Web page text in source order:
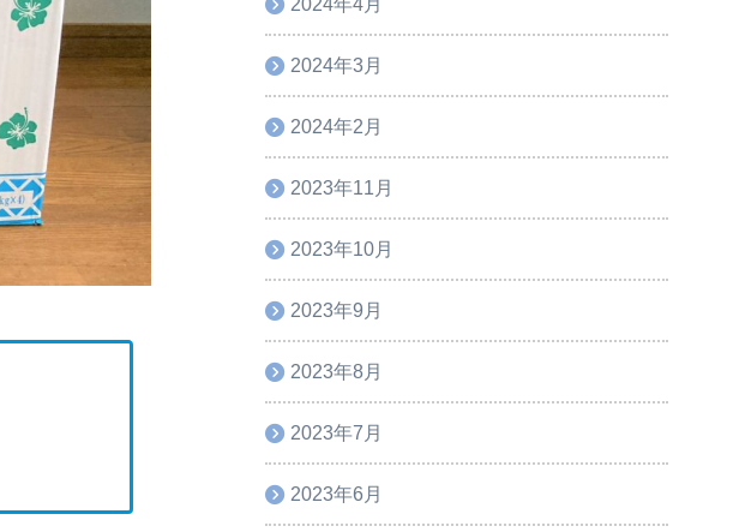
2024年3月
2024年2月
2023年11月
2023年10月
2023年9月
2023年8月
2023年7月
2023年6月